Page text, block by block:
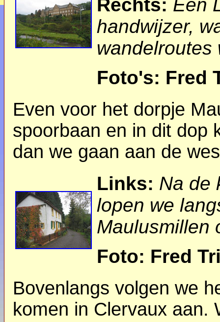
Rechts: Een
handwijzer,
wandelroutes
Foto's: Fred
Even voor het dorpje
spoorbaan en in dit dop
dan we gaan aan de
Links: Na de
lopen we
Maulusmillen
Foto: Fred
Bovenlangs volgen we
komen in Clervaux aan.